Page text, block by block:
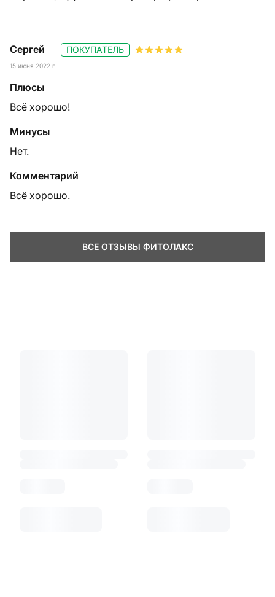
Сергей
15 июня 2022 г.
ПОКУПАТЕЛЬ
Плюсы
Всё хорошо!
Минусы
Нет.
Комментарий
Всё хорошо.
ВСЕ ОТЗЫВЫ ФИТОЛАКС